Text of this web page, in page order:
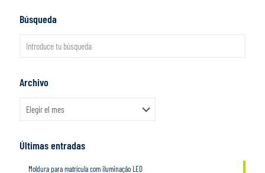
Búsqueda
Archivo
Últimas entradas
Moldura para matrícula com iluminação LED